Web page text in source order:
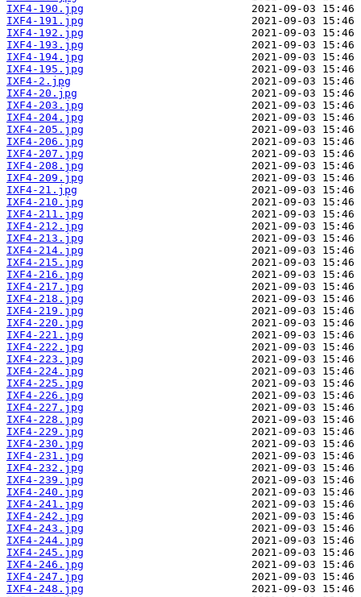
IXF4-190.jpg
IXF4-191.jpg
IXF4-192.jpg
IXF4-193.jpg
IXF4-194.jpg
IXF4-195.jpg
IXF4-2.jpg
IXF4-20.jpg
IXF4-203.jpg
IXF4-204.jpg
IXF4-205.jpg
IXF4-206.jpg
IXF4-207.jpg
IXF4-208.jpg
IXF4-209.jpg
IXF4-21.jpg
IXF4-210.jpg
IXF4-211.jpg
IXF4-212.jpg
IXF4-213.jpg
IXF4-214.jpg
IXF4-215.jpg
IXF4-216.jpg
IXF4-217.jpg
IXF4-218.jpg
IXF4-219.jpg
IXF4-220.jpg
IXF4-221.jpg
IXF4-222.jpg
IXF4-223.jpg
IXF4-224.jpg
IXF4-225.jpg
IXF4-226.jpg
IXF4-227.jpg
IXF4-228.jpg
IXF4-229.jpg
IXF4-230.jpg
IXF4-231.jpg
IXF4-232.jpg
IXF4-239.jpg
IXF4-240.jpg
IXF4-241.jpg
IXF4-242.jpg
IXF4-243.jpg
IXF4-244.jpg
IXF4-245.jpg
IXF4-246.jpg
IXF4-247.jpg
IXF4-248.jpg